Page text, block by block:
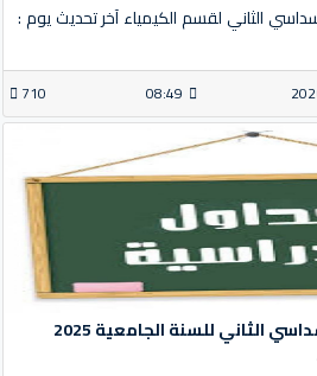
الثاني لقسم الكيمياء آخر تحديث يوم :
08:49
710
تحديث الجداول الزمنية للسداسي الثاني للسنة الجامعية 2025